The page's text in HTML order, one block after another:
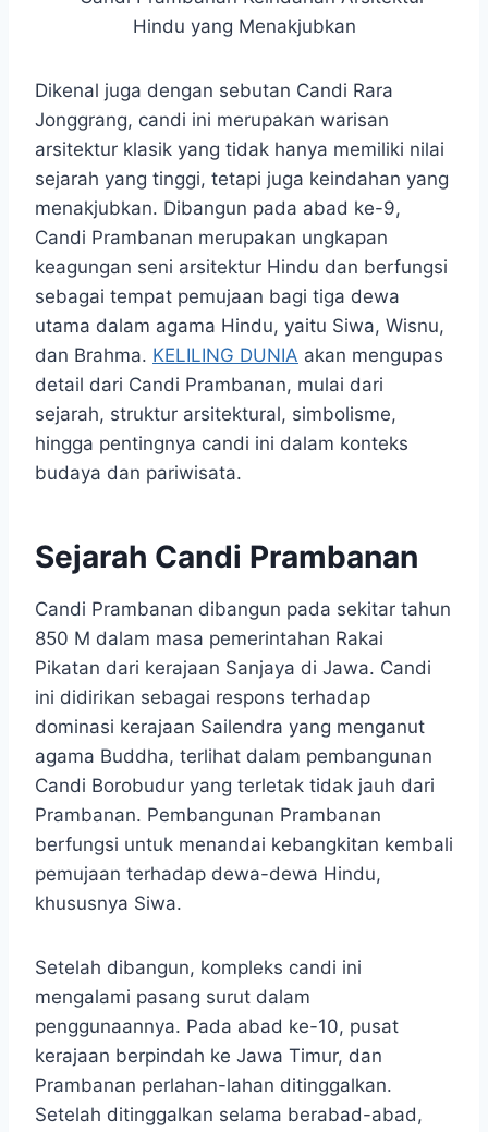
Dikenal juga dengan sebutan Candi Rara
Jonggrang, candi ini merupakan warisan
arsitektur klasik yang tidak hanya memiliki nilai
sejarah yang tinggi, tetapi juga keindahan yang
menakjubkan. Dibangun pada abad ke-9,
Candi Prambanan merupakan ungkapan
keagungan seni arsitektur Hindu dan berfungsi
sebagai tempat pemujaan bagi tiga dewa
utama dalam agama Hindu, yaitu Siwa, Wisnu,
dan Brahma. KELILING DUNIA akan mengupas
detail dari Candi Prambanan, mulai dari
sejarah, struktur arsitektural, simbolisme,
hingga pentingnya candi ini dalam konteks
budaya dan pariwisata.
Sejarah Candi Prambanan
Candi Prambanan dibangun pada sekitar tahun
850 M dalam masa pemerintahan Rakai
Pikatan dari kerajaan Sanjaya di Jawa. Candi
ini didirikan sebagai respons terhadap
dominasi kerajaan Sailendra yang menganut
agama Buddha, terlihat dalam pembangunan
Candi Borobudur yang terletak tidak jauh dari
Prambanan. Pembangunan Prambanan
berfungsi untuk menandai kebangkitan kembali
pemujaan terhadap dewa-dewa Hindu,
khususnya Siwa.
Setelah dibangun, kompleks candi ini
mengalami pasang surut dalam
penggunaannya. Pada abad ke-10, pusat
kerajaan berpindah ke Jawa Timur, dan
Prambanan perlahan-lahan ditinggalkan.
Setelah ditinggalkan selama berabad-abad,